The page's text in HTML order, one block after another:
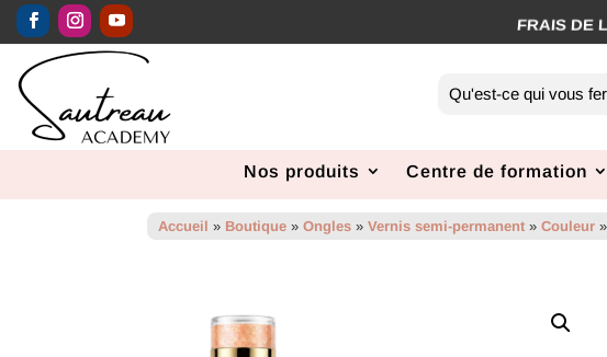
Nos produits Centre de formation
Accueil » Boutique »Ongles »Vernis semi-permanent »Couleur